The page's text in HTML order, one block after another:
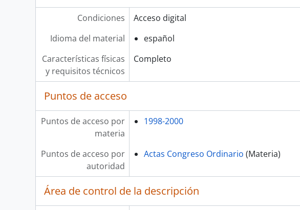
Condiciones
Acceso digital
Idioma del material
español
Características físicas
y requisitos técnicos
Completo
Puntos de acceso
Puntos de acceso por
materia
1998-2000
Puntos de acceso por
autoridad
Actas Congreso Ordinario (Materia)
Área de control de la descripción